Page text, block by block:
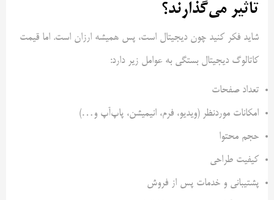
تاثیر می‌گذارند؟
شاید فکر کنید چون دیجیتال است، پس همیشه ارزان است. اما قیمت
کاتالوگ دیجیتال بستگی به عوامل زیر دارد:
تعداد صفحات
امکانات موردنظر (ویدیو، فرم، انیمیشن، پاپ‌آپ و…)
حجم محتوا
کیفیت طراحی
پشتیبانی و خدمات پس از فروش